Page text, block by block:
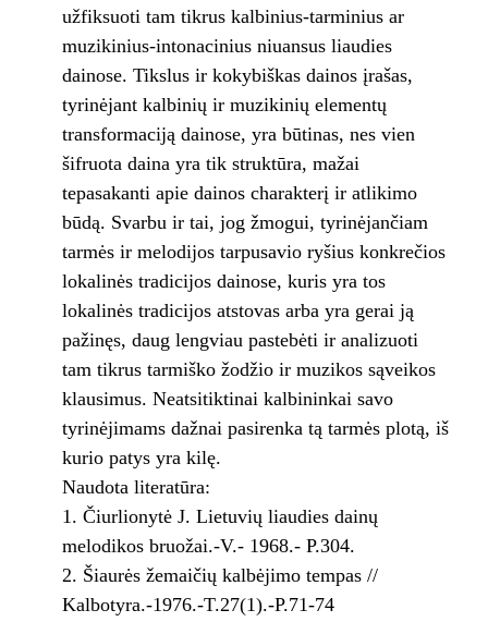
užfiksuoti tam tikrus kalbinius-tarminius ar
muzikinius-intonacinius niuansus liaudies
dainose. Tikslus ir kokybiškas dainos įrašas,
tyrinėjant kalbinių ir muzikinių elementų
transformaciją dainose, yra būtinas, nes vien
šifruota daina yra tik struktūra, mažai
tepasakanti apie dainos charakterį ir atlikimo
būdą. Svarbu ir tai, jog žmogui, tyrinėjančiam
tarmės ir melodijos tarpusavio ryšius konkrečios
lokalinės tradicijos dainose, kuris yra tos
lokalinės tradicijos atstovas arba yra gerai ją
pažinęs, daug lengviau pastebėti ir analizuoti
tam tikrus tarmiško žodžio ir muzikos sąveikos
klausimus. Neatsitiktinai kalbininkai savo
tyrinėjimams dažnai pasirenka tą tarmės plotą, iš
kurio patys yra kilę.
Naudota literatūra:
1. Čiurlionytė J. Lietuvių liaudies dainų
melodikos bruožai.-V.- 1968.- P.304.
2. Šiaurės žemaičių kalbėjimo tempas //
Kalbotyra.-1976.-T.27(1).-P.71-74